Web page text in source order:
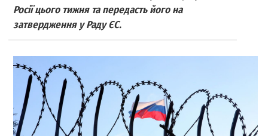
Росії цього тижня та передасть його на
затвердження у Раду ЄС.